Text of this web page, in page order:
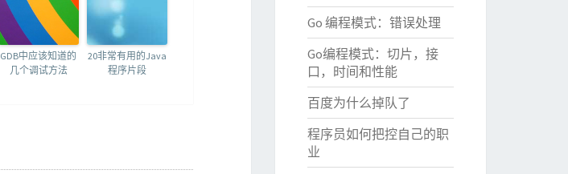
GDB中应该知道的
几个调试方法
20非常有用的Java
程序片段
Go 编程模式：错误处理
Go编程模式：切片，接
口，时间和性能
百度为什么掉队了
程序员如何把控自己的职
业